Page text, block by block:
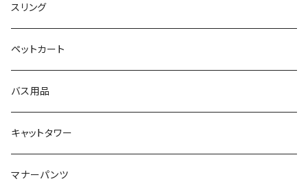
スリング
ペットカート
バス用品
キャットタワー
マナーパンツ